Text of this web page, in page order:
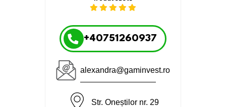
+40751260937
alexandra@gaminvest.ro
Str. Oneștilor nr. 29